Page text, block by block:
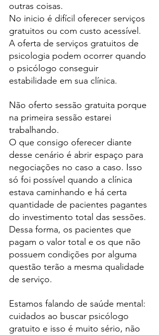
outras coisas.
No inicio é difícil oferecer serviços
gratuitos ou com custo acessível.
A oferta de serviços gratuitos de
psicologia podem ocorrer quando
o psicólogo conseguir
estabilidade em sua clínica.
Não oferto sessão gratuita porque
na primeira sessão estarei
trabalhando.
O que consigo oferecer diante
desse cenário é abrir espaço para
negociações no caso a caso. Isso
só foi possível quando a clínica
estava caminhando e há certa
quantidade de pacientes pagantes
do investimento total das sessões.
Dessa forma, os pacientes que
pagam o valor total e os que não
possuem condições por alguma
questão terão a mesma qualidade
de serviço.
Estamos falando de saúde mental:
cuidados ao buscar psicólogo
gratuito e isso é muito sério, não